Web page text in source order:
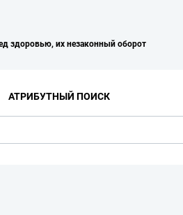
здоровью, их незаконный оборот
АТРИБУТНЫЙ ПОИСК